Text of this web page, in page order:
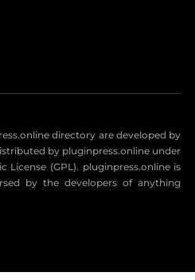
directory are developed by
by pluginpress.online under
License (GPL). pluginpress.online is
by the developers of anything